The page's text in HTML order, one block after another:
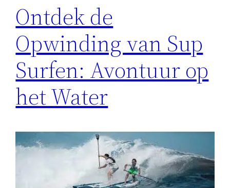
Ontdek de
Opwinding van Sup
Surfen: Avontuur op
het Water